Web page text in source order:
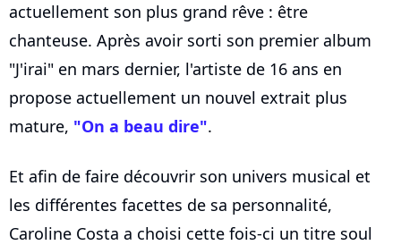
actuellement son plus grand rêve : être
chanteuse. Après avoir sorti son premier album
"J'irai" en mars dernier, l'artiste de 16 ans en
propose actuellement un nouvel extrait plus
mature, "On a beau dire".
Et afin de faire découvrir son univers musical et
les différentes facettes de sa personnalité,
Caroline Costa a choisi cette fois-ci un titre soul